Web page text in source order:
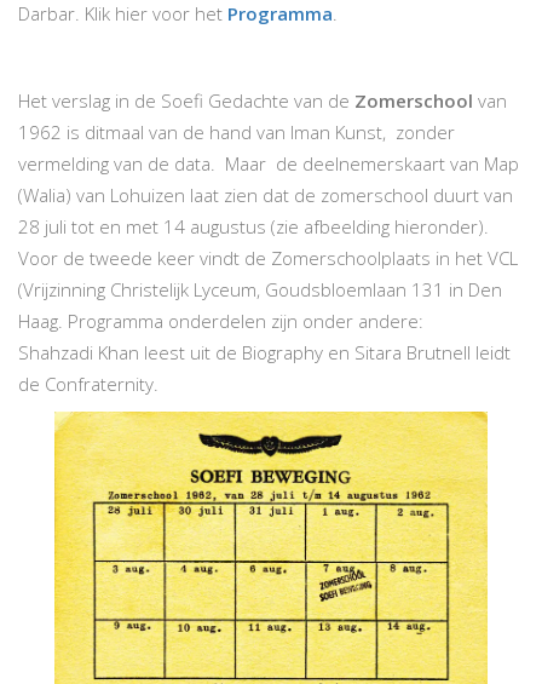
Darbar. Klik hier voor het Programma.
Het verslag in de Soefi Gedachte van de Zomerschool van
1962 is ditmaal van de hand van Iman Kunst, zonder
vermelding van de data. Maar de deelnemerskaart van Map
(Walia) van Lohuizen laat zien dat de zomerschool duurt van
28 juli tot en met 14 augustus (zie afbeelding hieronder).
Voor de tweede keer vindt de Zomerschoolplaats in het VCL
(Vrijzinning Christelijk Lyceum, Goudsbloemlaan 131 in Den
Haag. Programma onderdelen zijn onder andere:
Shahzadi Khan leest uit de Biography en Sitara Brutnell leidt
de Confraternity.